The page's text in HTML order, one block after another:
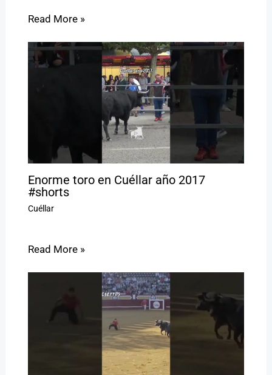
Read More »
Enorme toro en Cuéllar año 2017
#shorts
Cuéllar
Read More »